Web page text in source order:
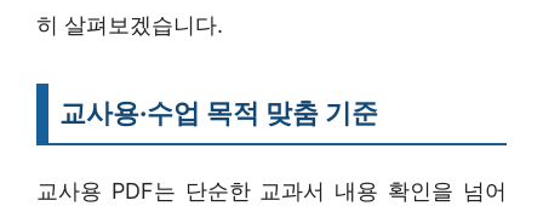
히 살펴보겠습니다.
교사용·수업 목적 맞춤 기준
교사용 PDF는 단순한 교과서 내용 확인을 넘어